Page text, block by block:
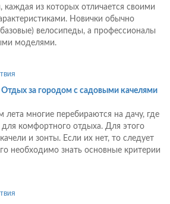
из которых отличается своими
Новички обычно
велосипеды, а профессионалы
моделями.
Отдых за городом с садовыми качелями
лета многие перебираются на дачу, где
для комфортного отдыха. Для этого
и зонты. Если их нет, то следует
необходимо знать основные критерии